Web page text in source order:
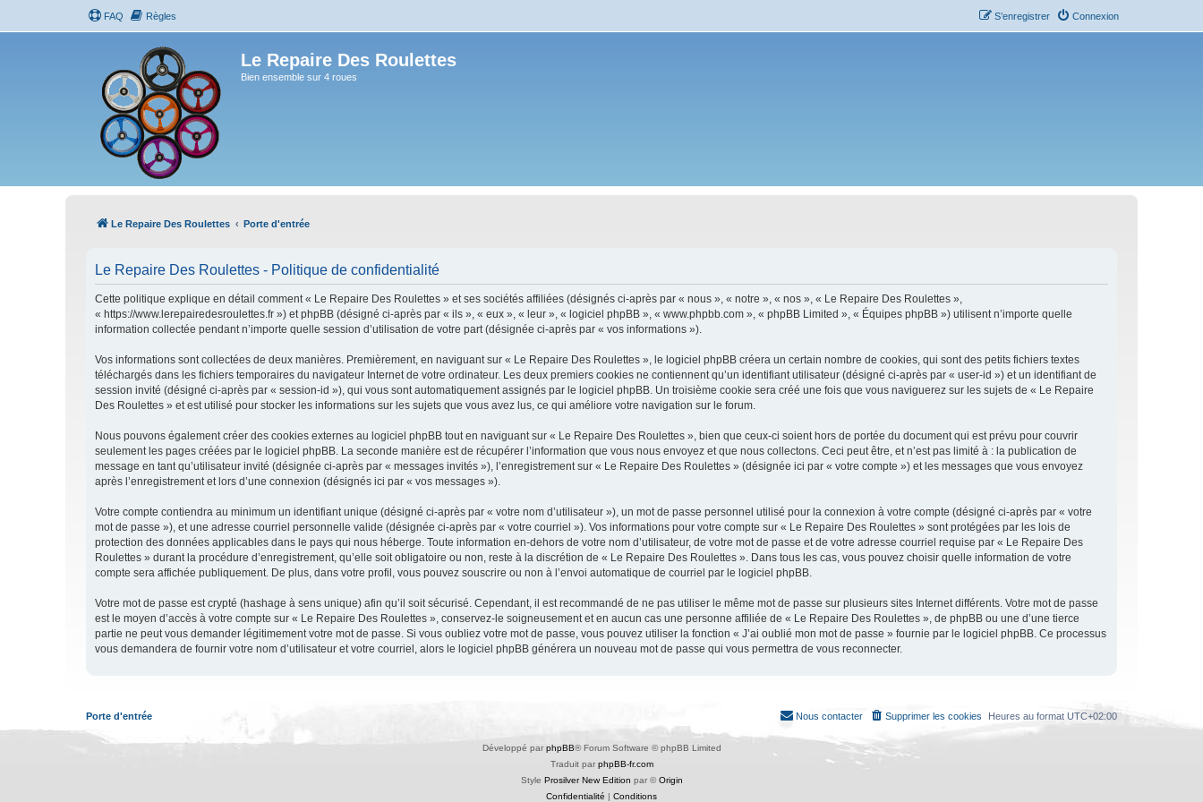
FAQ Règles Connexion
S’enregistrer
Le Repaire Des Roulettes
Bien ensemble sur 4 roues
Le Repaire Des Roulettes Porte d'entrée
Le Repaire Des Roulettes - Politique de confidentialité
Cette politique explique en détail comment « Le Repaire Des Roulettes » et ses sociétés affiliées (désignés ci-après par « nous », « notre », « nos », « Le Repaire Des Roulettes »,
« https://www.lerepairedesroulettes.fr ») et phpBB (désigné ci-après par « ils », « eux », « leur », « logiciel phpBB », « www.phpbb.com », « phpBB Limited », « Équipes phpBB ») utilisent n’importe quelle
information collectée pendant n’importe quelle session d’utilisation de votre part (désignée ci-après par « vos informations »).
Vos informations sont collectées de deux manières. Premièrement, en naviguant sur « Le Repaire Des Roulettes », le logiciel phpBB créera un certain nombre de cookies, qui sont des petits fichiers textes
téléchargés dans les fichiers temporaires du navigateur Internet de votre ordinateur. Les deux premiers cookies ne contiennent qu’un identifiant utilisateur (désigné ci-après par « user-id ») et un identifiant de
session invité (désigné ci-après par « session-id »), qui vous sont automatiquement assignés par le logiciel phpBB. Un troisième cookie sera créé une fois que vous naviguerez sur les sujets de « Le Repaire
Des Roulettes » et est utilisé pour stocker les informations sur les sujets que vous avez lus, ce qui améliore votre navigation sur le forum.
Nous pouvons également créer des cookies externes au logiciel phpBB tout en naviguant sur « Le Repaire Des Roulettes », bien que ceux-ci soient hors de portée du document qui est prévu pour couvrir
seulement les pages créées par le logiciel phpBB. La seconde manière est de récupérer l’information que vous nous envoyez et que nous collectons. Ceci peut être, et n’est pas limité à : la publication de
message en tant qu’utilisateur invité (désignée ci-après par « messages invités »), l’enregistrement sur « Le Repaire Des Roulettes » (désignée ici par « votre compte ») et les messages que vous envoyez
après l’enregistrement et lors d’une connexion (désignés ici par « vos messages »).
Votre compte contiendra au minimum un identifiant unique (désigné ci-après par « votre nom d’utilisateur »), un mot de passe personnel utilisé pour la connexion à votre compte (désigné ci-après par « votre
mot de passe »), et une adresse courriel personnelle valide (désignée ci-après par « votre courriel »). Vos informations pour votre compte sur « Le Repaire Des Roulettes » sont protégées par les lois de
protection des données applicables dans le pays qui nous héberge. Toute information en-dehors de votre nom d’utilisateur, de votre mot de passe et de votre adresse courriel requise par « Le Repaire Des
Roulettes » durant la procédure d’enregistrement, qu’elle soit obligatoire ou non, reste à la discrétion de « Le Repaire Des Roulettes ». Dans tous les cas, vous pouvez choisir quelle information de votre
compte sera affichée publiquement. De plus, dans votre profil, vous pouvez souscrire ou non à l’envoi automatique de courriel par le logiciel phpBB.
Votre mot de passe est crypté (hashage à sens unique) afin qu’il soit sécurisé. Cependant, il est recommandé de ne pas utiliser le même mot de passe sur plusieurs sites Internet différents. Votre mot de passe
est le moyen d’accès à votre compte sur « Le Repaire Des Roulettes », conservez-le soigneusement et en aucun cas une personne affiliée de « Le Repaire Des Roulettes », de phpBB ou une d’une tierce
partie ne peut vous demander légitimement votre mot de passe. Si vous oubliez votre mot de passe, vous pouvez utiliser la fonction « J’ai oublié mon mot de passe » fournie par le logiciel phpBB. Ce processus
vous demandera de fournir votre nom d’utilisateur et votre courriel, alors le logiciel phpBB générera un nouveau mot de passe qui vous permettra de vous reconnecter.
Porte d'entrée Heures au format UTC+02:00
Supprimer les cookies
Nous contacter
Développé par phpBB® Forum Software © phpBB Limited
Traduit par phpBB-fr.com
Style Prosilver New Edition par ©Origin
Confidentialité | Conditions